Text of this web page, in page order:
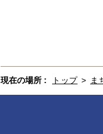
現在の場所 : トップ > ま